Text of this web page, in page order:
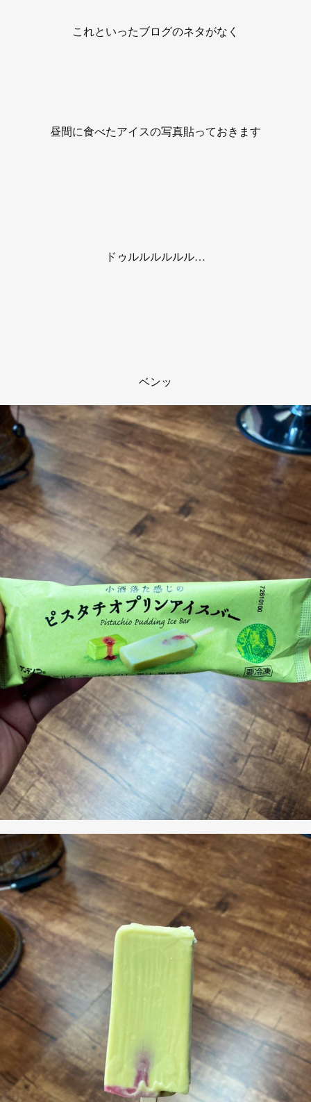
これといったブログのネタがなく
昼間に食べたアイスの写真貼っておきます
ドゥルルルルルル…
ベンッ